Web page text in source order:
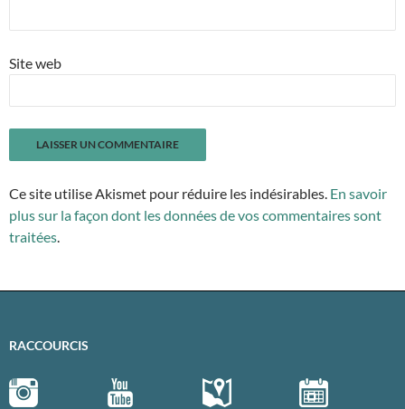
Site web
Ce site utilise Akismet pour réduire les indésirables. En savoir
plus sur la façon dont les données de vos commentaires sont
traitées.
RACCOURCIS